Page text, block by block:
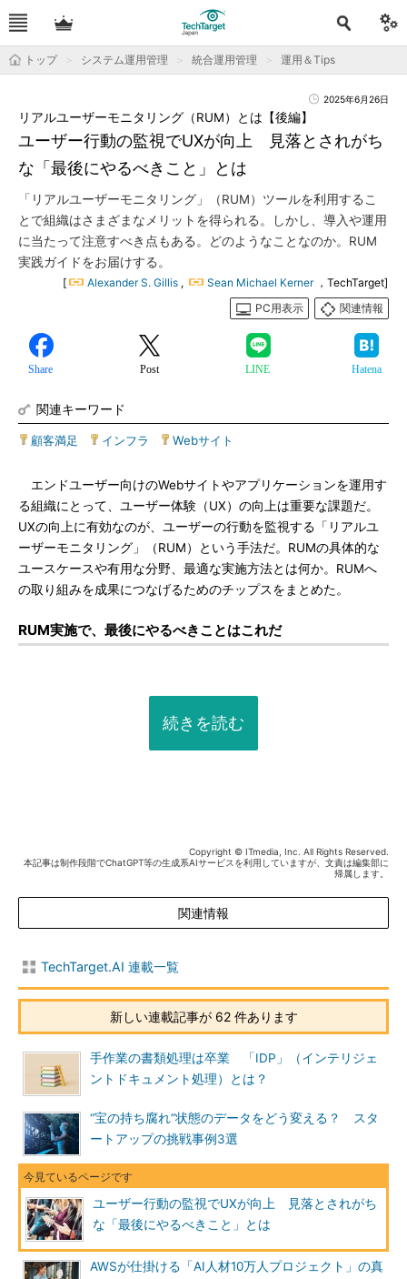
トップ システム運用管理 統合運用管理 運用＆Tips
2025年6月26日
ユーザー行動の監視でUXが向上 見落とされがち
な「最後にやるべきこと」とは
リアルユーザーモニタリング（RUM）とは【後編】
「リアルユーザーモニタリング」（RUM）ツールを利用するこ
とで組織はさまざまなメリットを得られる。しかし、導入や運用
に当たって注意すべき点もある。どのようなことなのか。RUM
実践ガイドをお届けする。
[ Alexander S. Gillis , Sean Michael Kerner ，TechTarget]
PC用表示
関連情報
Share Post LINE Hatena
関連キーワード
顧客満足 インフラ Webサイト
エンドユーザー向けのWebサイトやアプリケーションを運用す
る組織にとって、ユーザー体験（UX）の向上は重要な課題だ。
UXの向上に有効なのが、ユーザーの行動を監視する「リアルユ
ーザーモニタリング」（RUM）という手法だ。RUMの具体的な
ユースケースや有用な分野、最適な実施方法とは何か。RUMへ
の取り組みを成果につなげるためのチップスをまとめた。
RUM実施で、最後にやるべきことはこれだ
続きを読む
Copyright © ITmedia, Inc. All Rights Reserved.
本記事は制作段階でChatGPT等の生成系AIサービスを利用していますが、文責は編集部に
帰属します。
関連情報
TechTarget.AI 連載一覧
新しい連載記事が 62 件あります
手作業の書類処理は卒業 「IDP」（インテリジェ
ントドキュメント処理）とは？
“宝の持ち腐れ”状態のデータをどう変える？ スタ
ートアップの挑戦事例3選
ユーザー行動の監視でUXが向上 見落とされがち
な「最後にやるべきこと」とは
AWSが仕掛ける「AI人材10万人プロジェクト」の真